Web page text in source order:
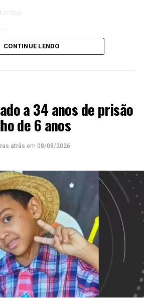
Share
CONTINUE LENDO
a 34 anos de prisão
de 6 anos
atrás em 08/08/2026